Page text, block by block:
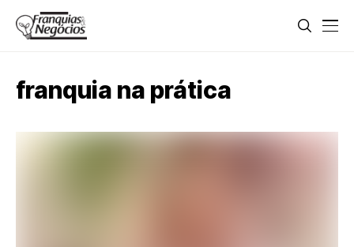
franquia na prática